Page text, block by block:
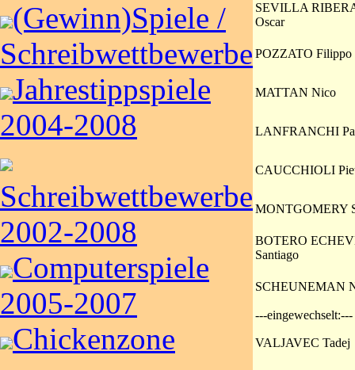
(Gewinn)Spiele /
Schreibwettbewerbe
Jahrestippspiele
2004-2008
Schreibwettbewerbe
2002-2008
Computerspiele
2005-2007
Chickenzone
SEVILLA
Oscar
POZZATO Filippo
MATTAN Nico
LANFRANCHI
CAUCCHIOLI
MONTGOMERY
BOTERO
Santiago
SCHEUNEMAN
---eingewechselt:---
VALJAVEC Tadej